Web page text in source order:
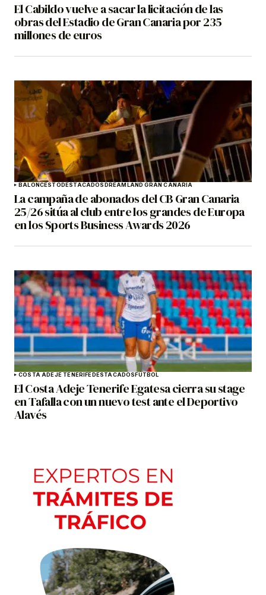
El Cabildo vuelve a sacar la licitación de las
obras del Estadio de Gran Canaria por 235
millones de euros
BALONCESTODESTACADOSDREAMLAND GRAN CANARIA
La campaña de abonados del CB Gran Canaria
25/26 sitúa al club entre los grandes de Europa
en los Sports Business Awards 2026
COSTA ADEJE TENERIFEDESTACADOSFÚTBOL
El Costa Adeje Tenerife Egatesa cierra su stage
en Tafalla con un nuevo test ante el Deportivo
Alavés